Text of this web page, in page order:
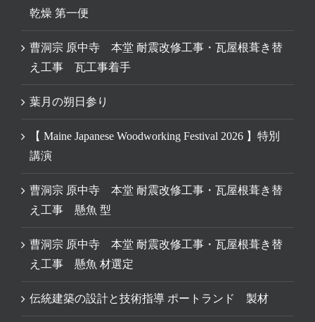
乾燥 第一便
曹洞宗 原中寺 本堂 耐震改修工事・瓦屋根葺き替
え工事 瓦工事着手
葉月の朔日参り
【 Maine Japanese Woodworking Festival 2026 】特別
講演
曹洞宗 原中寺 本堂 耐震改修工事・瓦屋根葺き替
え工事 懸魚 型
曹洞宗 原中寺 本堂 耐震改修工事・瓦屋根葺き替
え工事 懸魚 材選定
伝統建築の設計と技術指導 ポートランド 製材